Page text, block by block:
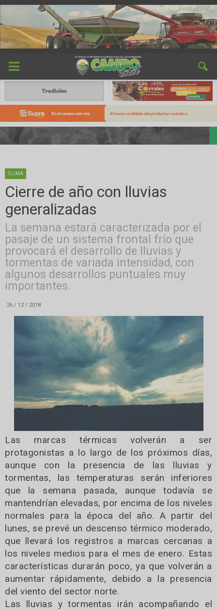
CLIMA
Cierre de año con lluvias
generalizadas
La semana estará caracterizada por el
pasaje de un sistema frontal frío que
provocará el desarrollo de lluvias y
tormentas de variada intensidad, con
algunos desarrollos puntuales muy
importantes.
26 / 12 / 2018
Las marcas térmicas volverán a ser
protagonistas a lo largo de los próximos días,
aunque con la presencia de las lluvias y
tormentas, las temperaturas serán inferiores
que la semana pasada, aunque todavía se
mantendrían elevadas, por encima de los niveles
normales para la época del año. A partir del
lunes, se prevé un descenso térmico moderado,
que llevará los registros a marcas cercanas a
los niveles medios para el mes de enero. Estas
características durarán poco, ya que volverán a
aumentar rápidamente, debido a la presencia
del viento del sector norte.
Las lluvias y tormentas irán acompañando el